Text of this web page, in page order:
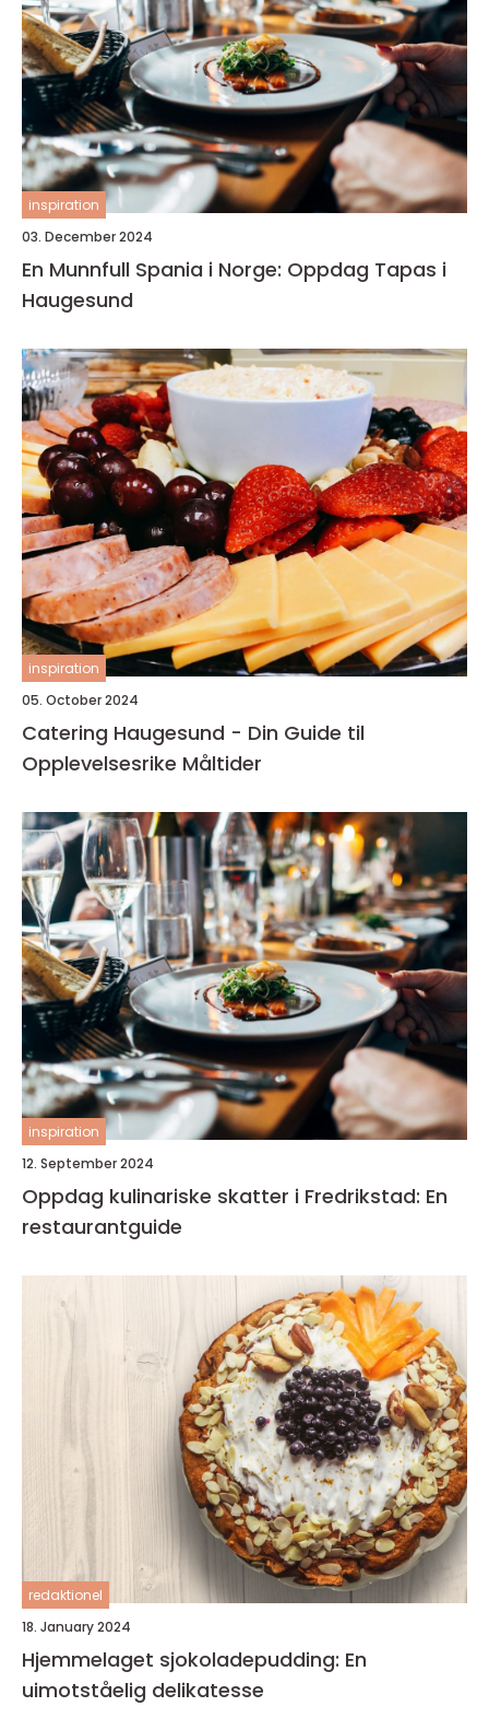
inspiration
03. December 2024
En Munnfull Spania i Norge: Oppdag Tapas i
Haugesund
inspiration
05. October 2024
Catering Haugesund - Din Guide til
Opplevelsesrike Måltider
inspiration
12. September 2024
Oppdag kulinariske skatter i Fredrikstad: En
restaurantguide
redaktionel
18. January 2024
Hjemmelaget sjokoladepudding: En
uimotståelig delikatesse